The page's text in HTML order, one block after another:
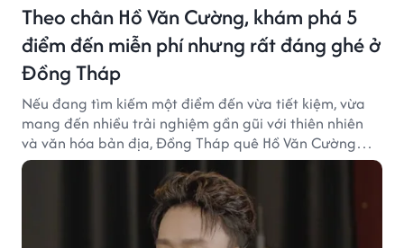
Theo chân Hồ Văn Cường, khám phá 5
điểm đến miễn phí nhưng rất đáng ghé ở
Đồng Tháp
Nếu đang tìm kiếm một điểm đến vừa tiết kiệm, vừa
mang đến nhiều trải nghiệm gần gũi với thiên nhiên
và văn hóa bản địa, Đồng Tháp quê Hồ Văn Cường
chắc chắn là lựa chọn đáng cân nhắc.